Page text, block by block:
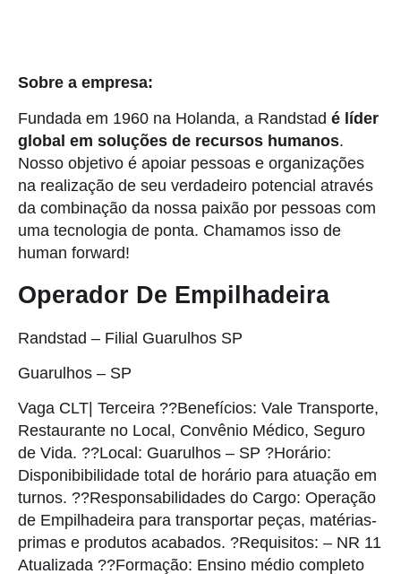
Sobre a empresa:
Fundada em 1960 na Holanda, a Randstad é líder
global em soluções de recursos humanos.
Nosso objetivo é apoiar pessoas e organizações
na realização de seu verdadeiro potencial através
da combinação da nossa paixão por pessoas com
uma tecnologia de ponta. Chamamos isso de
human forward!
Operador De Empilhadeira
Randstad – Filial Guarulhos SP
Guarulhos – SP
Vaga CLT| Terceira ??Benefícios: Vale Transporte,
Restaurante no Local, Convênio Médico, Seguro
de Vida. ??Local: Guarulhos – SP ?Horário:
Disponibibilidade total de horário para atuação em
turnos. ??Responsabilidades do Cargo: Operação
de Empilhadeira para transportar peças, matérias-
primas e produtos acabados. ?Requisitos: – NR 11
Atualizada ??Formação: Ensino médio completo